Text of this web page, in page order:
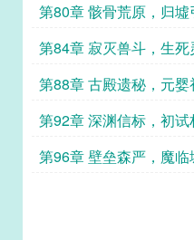
第80章 骸骨荒原，归墟
第84章 寂灭兽斗，生死
第88章 古殿遗秘，元婴
第92章 深渊信标，初试
第96章 壁垒森严，魔临